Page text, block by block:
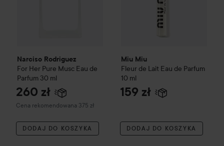
Narciso Rodriguez
For Her Pure Musc Eau de
Parfum 30 ml
260 zł
Cena rekomendowana 375 zł
Zalecana cena 375 zł
DODAJ DO KOSZYKA
Miu Miu
Fleur de Lait Eau de Parfum
10 ml
159 zł
DODAJ DO KOSZYKA